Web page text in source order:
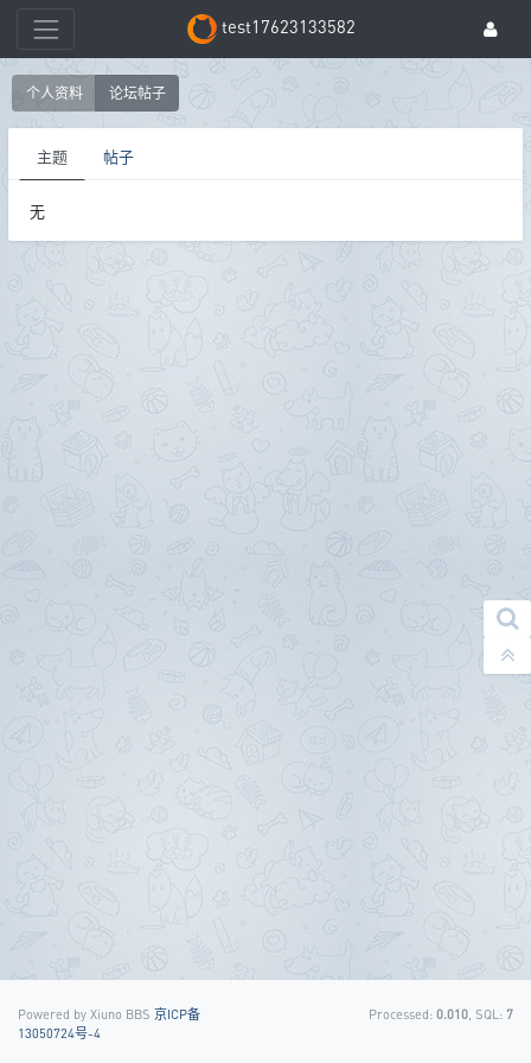
test17623133582
个人资料 论坛帖子
主题 帖子
无
Powered by Xiuno BBS 京ICP备
13050724号-4
Processed: 0.010 , SQL: 7